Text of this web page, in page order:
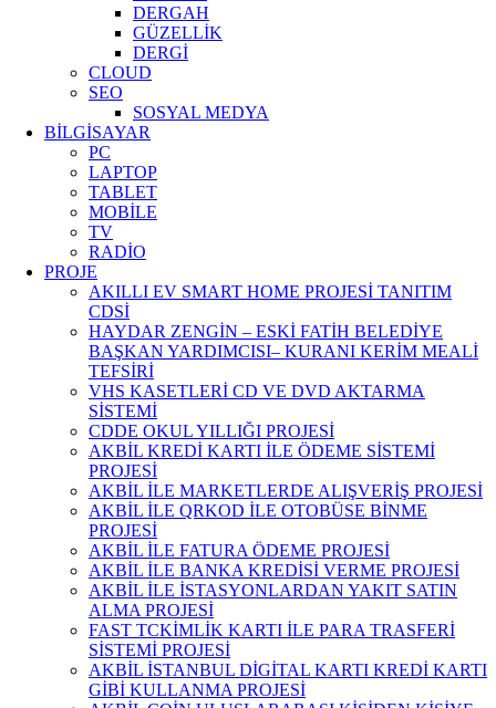
DERGAH
GÜZELLİK
DERGİ
CLOUD
SEO
SOSYAL MEDYA
BİLGİSAYAR
PC
LAPTOP
TABLET
MOBİLE
TV
RADİO
PROJE
AKILLI EV SMART HOME PROJESİ TANITIM
CDSİ
HAYDAR ZENGİN – ESKİ FATİH BELEDİYE
BAŞKAN YARDIMCISI– KURANI KERİM MEALİ
TEFSİRİ
VHS KASETLERİ CD VE DVD AKTARMA
SİSTEMİ
CDDE OKUL YILLIĞI PROJESİ
AKBİL KREDİ KARTI İLE ÖDEME SİSTEMİ
PROJESİ
AKBİL İLE MARKETLERDE ALIŞVERİŞ PROJESİ
AKBİL İLE QRKOD İLE OTOBÜSE BİNME
PROJESİ
AKBİL İLE FATURA ÖDEME PROJESİ
AKBİL İLE BANKA KREDİSİ VERME PROJESİ
AKBİL İLE İSTASYONLARDAN YAKIT SATIN
ALMA PROJESİ
FAST TCKİMLİK KARTI İLE PARA TRASFERİ
SİSTEMİ PROJESİ
AKBİL İSTANBUL DİGİTAL KARTI KREDİ KARTI
GİBİ KULLANMA PROJESİ